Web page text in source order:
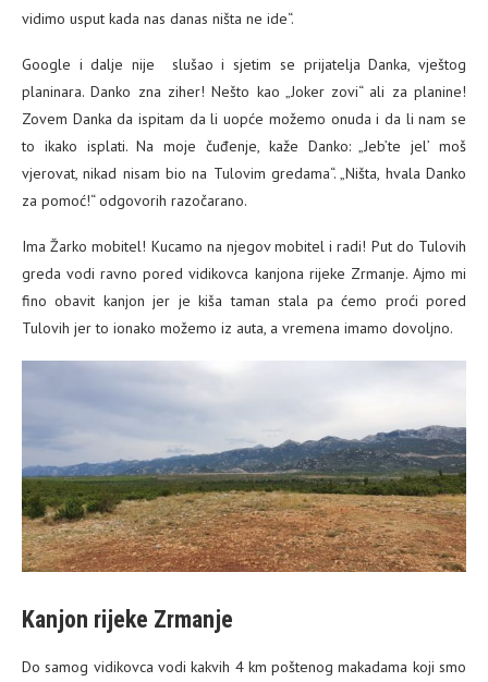
vidimo usput kada nas danas ništa ne ide“.
Google i dalje nije slušao i sjetim se prijatelja Danka, vještog
planinara. Danko zna ziher! Nešto kao „Joker zovi“ ali za planine!
Zovem Danka da ispitam da li uopće možemo onuda i da li nam se
to ikako isplati. Na moje čuđenje, kaže Danko: „Jeb’te jel’ moš
vjerovat, nikad nisam bio na Tulovim gredama“. „Ništa, hvala Danko
za pomoć!“ odgovorih razočarano.
Ima Žarko mobitel! Kucamo na njegov mobitel i radi! Put do Tulovih
greda vodi ravno pored vidikovca kanjona rijeke Zrmanje. Ajmo mi
fino obavit kanjon jer je kiša taman stala pa ćemo proći pored
Tulovih jer to ionako možemo iz auta, a vremena imamo dovoljno.
Kanjon rijeke Zrmanje
Do samog vidikovca vodi kakvih 4 km poštenog makadama koji smo